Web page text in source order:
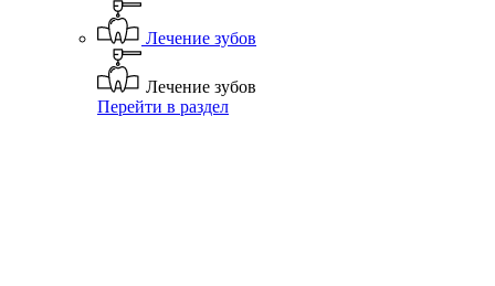
Лечение зубов
Лечение зубов
Перейти в раздел